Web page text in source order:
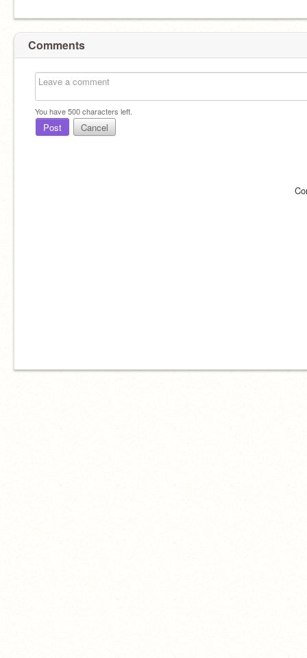
Comments
You have500characters left.
Post Cancel